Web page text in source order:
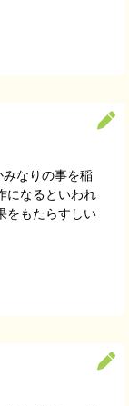
を稲
になるといわれ
をもたらすしい